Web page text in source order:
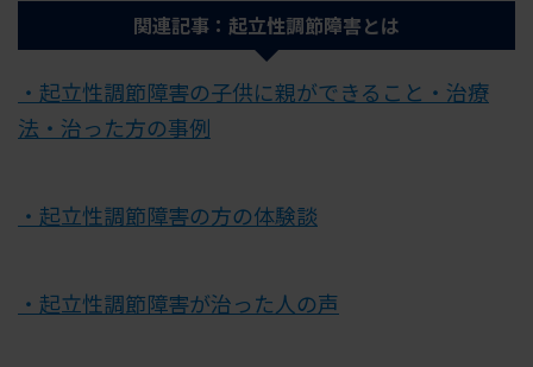
関連記事：起立性調節障害とは
・起立性調節障害の子供に親ができること・治療
法・治った方の事例
・起立性調節障害の方の体験談
・起立性調節障害が治った人の声